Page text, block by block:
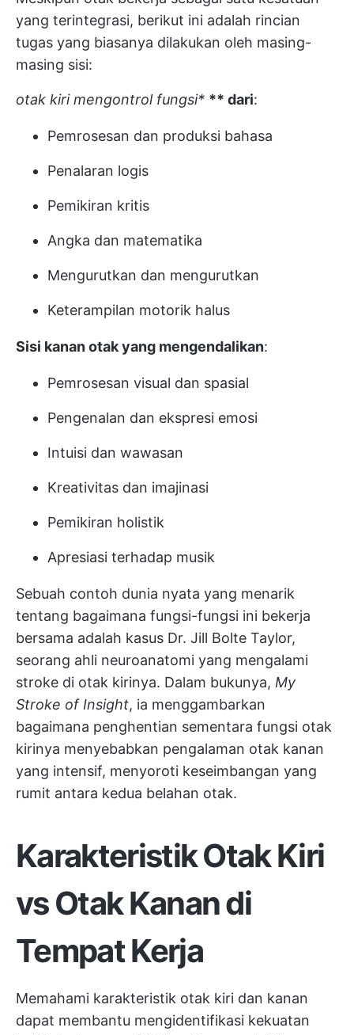
yang terintegrasi, berikut ini adalah rincian
tugas yang biasanya dilakukan oleh masing-
masing sisi:
otak kiri mengontrol fungsi* ** dari:
Pemrosesan dan produksi bahasa
Penalaran logis
Pemikiran kritis
Angka dan matematika
Mengurutkan dan mengurutkan
Keterampilan motorik halus
Sisi kanan otak yang mengendalikan:
Pemrosesan visual dan spasial
Pengenalan dan ekspresi emosi
Intuisi dan wawasan
Kreativitas dan imajinasi
Pemikiran holistik
Apresiasi terhadap musik
Sebuah contoh dunia nyata yang menarik
tentang bagaimana fungsi-fungsi ini bekerja
bersama adalah kasus Dr. Jill Bolte Taylor,
seorang ahli neuroanatomi yang mengalami
stroke di otak kirinya. Dalam bukunya, My
Stroke of Insight, ia menggambarkan
bagaimana penghentian sementara fungsi otak
kirinya menyebabkan pengalaman otak kanan
yang intensif, menyoroti keseimbangan yang
rumit antara kedua belahan otak.
Karakteristik Otak Kiri
vs Otak Kanan di
Tempat Kerja
Memahami karakteristik otak kiri dan kanan
dapat membantu mengidentifikasi kekuatan